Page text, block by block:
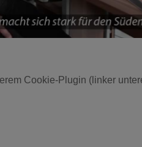
Cookie-Plugin (linker